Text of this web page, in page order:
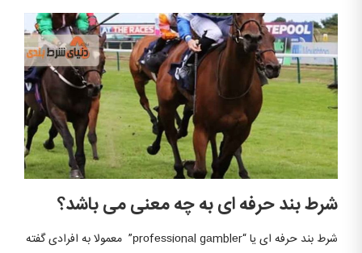
شرط بند حرفه ای به چه معنی می باشد؟
شرط بند حرفه ای یا “рrоfеѕѕiоnаl gаmblеr” معمولا به افرادی گفته